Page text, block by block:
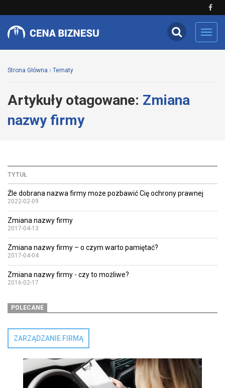
Strona Główna Tematy
Artykuły otagowane: Zmiana
nazwy firmy
TYTUŁ
Źle dobrana nazwa firmy może pozbawić Cię ochrony prawnej
2022-02-09
Zmiana nazwy firmy
2017-04-13
Zmiana nazwy firmy – o czym warto pamiętać?
2017-04-04
Zmiana nazwy firmy - czy to możliwe?
2016-02-17
POLECANE
ZARZĄDZANIE FIRMĄ